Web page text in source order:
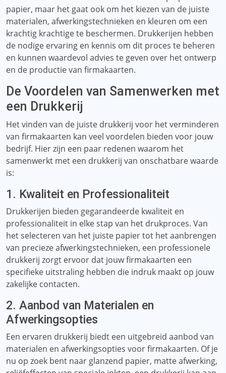
papier, maar het gaat ook om het kiezen van de juiste
materialen, afwerkingstechnieken en kleuren om een ​​
krachtig krachtige te beschermen. Drukkerijen hebben
de nodige ervaring en kennis om dit proces te beheren
en kunnen waardevol advies te geven over het ontwerp
en de productie van firmakaarten.
De Voordelen van Samenwerken met
een Drukkerij
Het vinden van de juiste drukkerij voor het verminderen
van firmakaarten kan veel voordelen bieden voor jouw
bedrijf. Hier zijn een paar redenen waarom het
samenwerkt met een drukkerij van onschatbare waarde
is:
1. Kwaliteit en Professionaliteit
Drukkerijen bieden gegarandeerde kwaliteit en
professionaliteit in elke stap van het drukproces. Van
het selecteren van het juiste papier tot het aanbrengen
van precieze afwerkingstechnieken, een professionele
drukkerij zorgt ervoor dat jouw firmakaarten een
specifieke uitstraling hebben die indruk maakt op jouw
zakelijke contacten.
2. Aanbod van Materialen en
Afwerkingsopties
Een ervaren drukkerij biedt een uitgebreid aanbod van
materialen en afwerkingsopties voor firmakaarten. Of je
nu op zoek bent naar glanzend papier, matte afwerking,